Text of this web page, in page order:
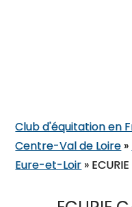
Club d'équitation en
Centre-Val de Loire »
Eure-et-Loir »